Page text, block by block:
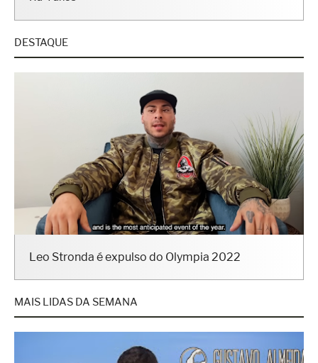
DESTAQUE
Leo Stronda é expulso do Olympia 2022
MAIS LIDAS DA SEMANA